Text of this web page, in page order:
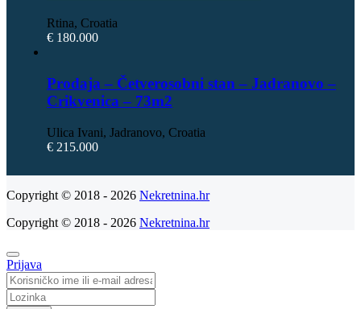
Rtina, Croatia
€ 180.000
Prodaja – Četverosobni stan – Jadranovo –
Crikvenica – 73m2
Ulica Ivani, Jadranovo, Croatia
€ 215.000
Copyright © 2018 - 2026 Nekretnina.hr
Copyright © 2018 - 2026 Nekretnina.hr
Prijava